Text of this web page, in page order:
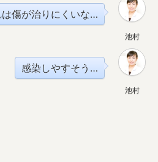
池村
は傷が治りにくいな…
池村
感染しやすそう…